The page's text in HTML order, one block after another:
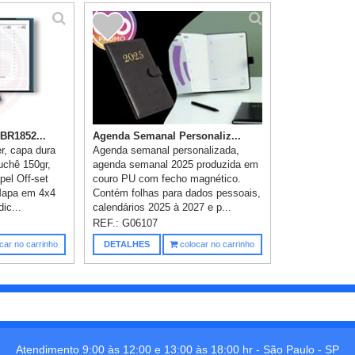
capa dura
150gr,
Off-set
em 4x4
no carrinho
Agenda Semanal Personaliz...
Agenda semanal personalizada,
agenda semanal 2025 produzida em
couro PU com fecho magnético.
Contém folhas para dados pessoais,
calendários 2025 à 2027 e p...
REF.:G06107
DETALHES colocar no carrinho
Atendimento 9:00 às 12:00 e 13:00 às 18:00 hr - São Paulo - SP